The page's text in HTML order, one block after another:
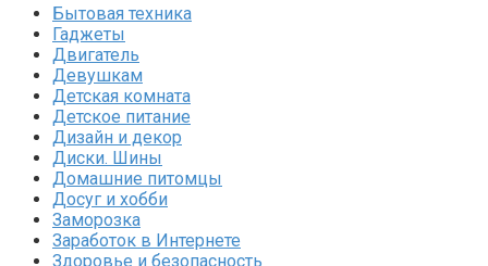
Бытовая техника
Гаджеты
Двигатель
Девушкам
Детская комната
Детское питание
Дизайн и декор
Диски. Шины
Домашние питомцы
Досуг и хобби
Заморозка
Заработок в Интернете
Здоровье и безопасность